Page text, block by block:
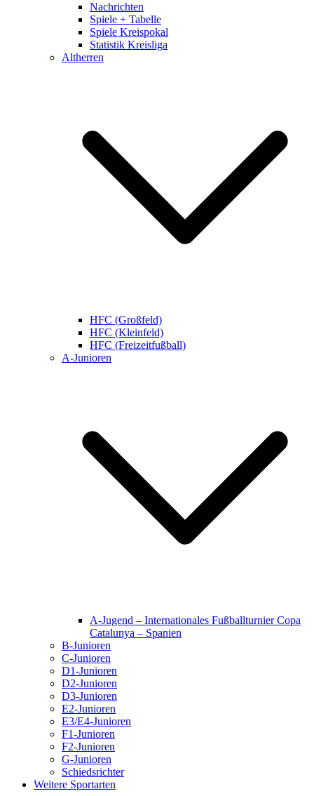
Nachrichten
Spiele + Tabelle
Spiele Kreispokal
Statistik Kreisliga
Altherren
HFC (Großfeld)
HFC (Kleinfeld)
HFC (Freizeitfußball)
A-Junioren
A-Jugend – Internationales Fußballturnier Copa
Catalunya – Spanien
B-Junioren
C-Junioren
D1-Junioren
D2-Junioren
D3-Junioren
E2-Junioren
E3/E4-Junioren
F1-Junioren
F2-Junioren
G-Junioren
Schiedsrichter
Weitere Sportarten